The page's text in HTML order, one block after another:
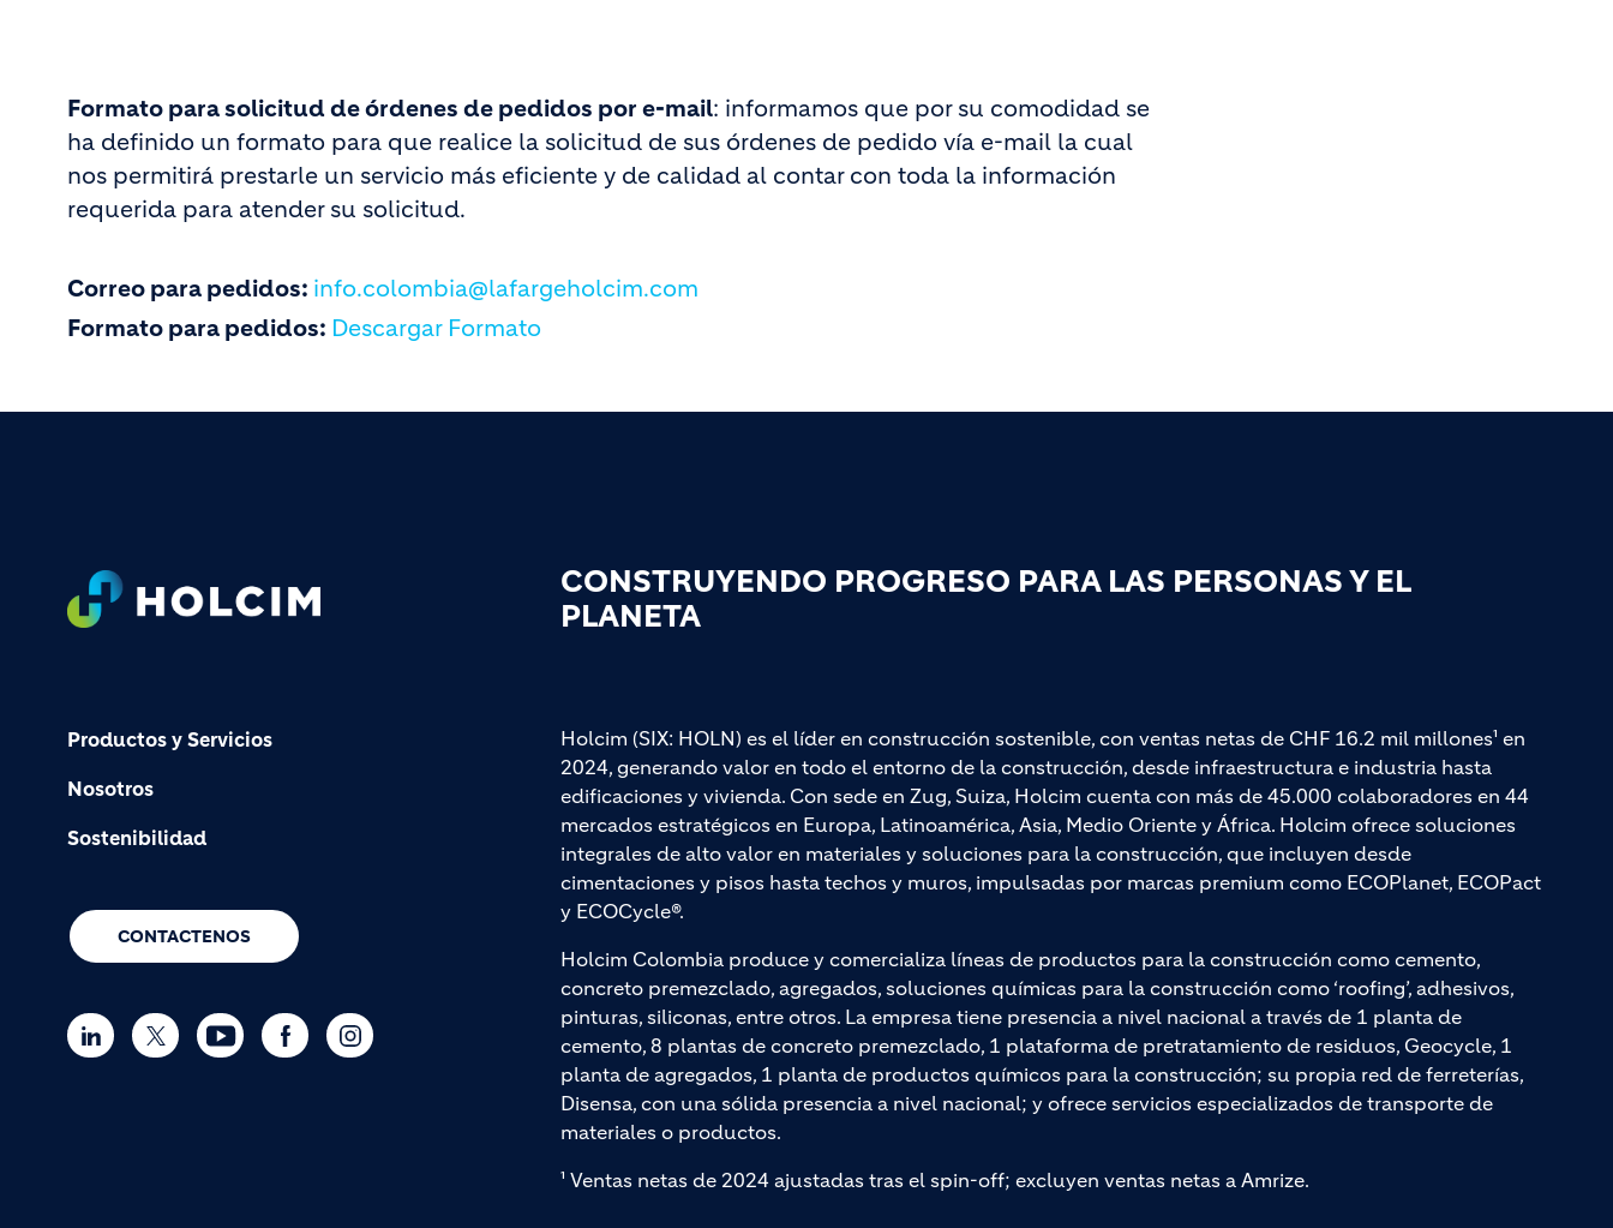
Formato para solicitud de órdenes de pedidos por e-mail: informamos que por su comodidad se
ha definido un formato para que realice la solicitud de sus órdenes de pedido vía e-mail la cual
nos permitirá prestarle un servicio más eficiente y de calidad al contar con toda la información
requerida para atender su solicitud.
Correo para pedidos: info.colombia@lafargeholcim.com
Formato para pedidos: Descargar Formato
CONSTRUYENDO PROGRESO PARA LAS PERSONAS Y EL
PLANETA
Productos y Servicios
Nosotros
Sostenibilidad
CONTACTENOS
Holcim (SIX: HOLN) es el líder en construcción sostenible, con ventas netas de CHF 16.2 mil millones¹ en
2024, generando valor en todo el entorno de la construcción, desde infraestructura e industria hasta
edificaciones y vivienda. Con sede en Zug, Suiza, Holcim cuenta con más de 45.000 colaboradores en 44
mercados estratégicos en Europa, Latinoamérica, Asia, Medio Oriente y África. Holcim ofrece soluciones
integrales de alto valor en materiales y soluciones para la construcción, que incluyen desde
cimentaciones y pisos hasta techos y muros, impulsadas por marcas premium como ECOPlanet, ECOPact
y ECOCycle®.
Holcim Colombia produce y comercializa líneas de productos para la construcción como cemento,
concreto premezclado, agregados, soluciones químicas para la construcción como ‘roofing’, adhesivos,
pinturas, siliconas, entre otros. La empresa tiene presencia a nivel nacional a través de 1 planta de
cemento, 8 plantas de concreto premezclado, 1 plataforma de pretratamiento de residuos, Geocycle, 1
planta de agregados, 1 planta de productos químicos para la construcción; su propia red de ferreterías,
Disensa, con una sólida presencia a nivel nacional; y ofrece servicios especializados de transporte de
materiales o productos.
¹ Ventas netas de 2024 ajustadas tras el spin-off; excluyen ventas netas a Amrize.